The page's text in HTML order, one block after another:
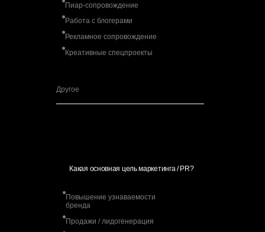
Пиар-сопровождение
Работа с блогерами
Рекламное сопровождение
Креативные спецпроекты
Повышение узнаваемости
бренда
Продажи / лидогенерация
Какая основная цель маркетинга / PR?